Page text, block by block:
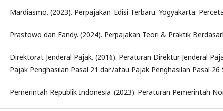
Mardiasmo. (2023). Perpajakan. Edisi Terbaru. Yogyakarta:
Prastowo dan Fandy. (2024). Perpajakan Teori & Praktik
Direktorat Jenderal Pajak. (2016). Peraturan Direktur Jenderal
Pajak Penghasilan Pasal 21 dan/atau Pajak Penghasilan Pasal
Pemerintah Republik Indonesia. (2023). Peraturan Pemerintah